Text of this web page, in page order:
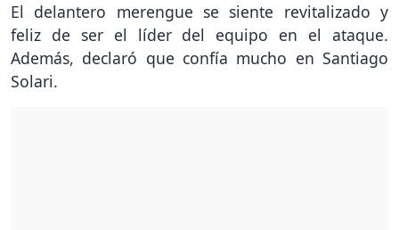
El delantero merengue se siente revitalizado y
feliz de ser el líder del equipo en el ataque.
Además, declaró que confía mucho en Santiago
Solari.